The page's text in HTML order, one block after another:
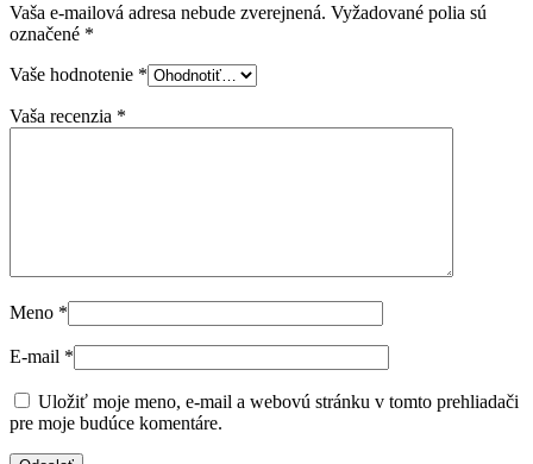
Vaša e-mailová adresa nebude zverejnená. Vyžadované polia sú
označené *
Vaše hodnotenie *
Vaša recenzia *
Meno *
E-mail *
Uložiť moje meno, e-mail a webovú stránku v tomto prehliadači
pre moje budúce komentáre.